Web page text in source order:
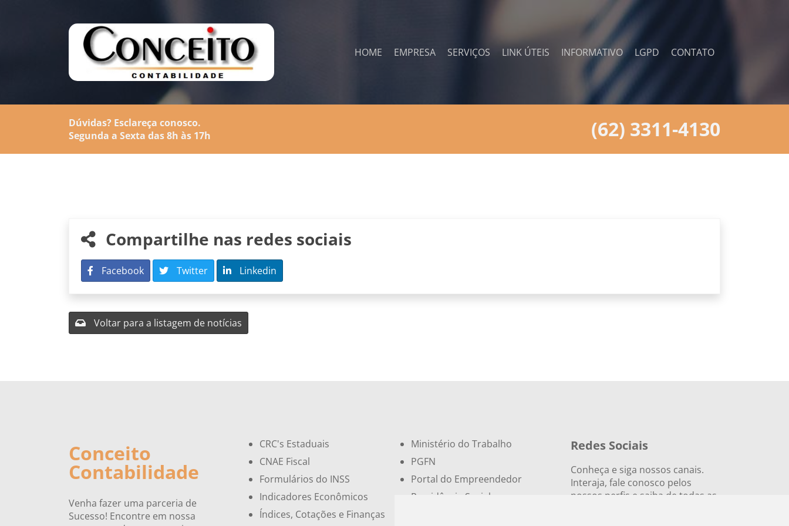
HOME EMPRESA SERVIÇOS LINK ÚTEIS INFORMATIVO LGPD CONTATO
Dúvidas? Esclareça conosco.
Segunda a Sexta das 8h às 17h
(62) 3311-4130
Compartilhe nas redes sociais
Facebook Twitter Linkedin
Voltar para a listagem de notícias
Conceito
Contabilidade
Venha fazer uma parceria de
Sucesso! Encontre em nossa
CRC's Estaduais
CNAE Fiscal
Formulários do INSS
Indicadores Econômicos
Índices, Cotações e Finanças
Ministério do Trabalho
PGFN
Portal do Empreendedor
Previdência Social
Redes Sociais
Conheça e siga nossos canais.
Interaja, fale conosco pelos
nossos perfis e saiba de todas as